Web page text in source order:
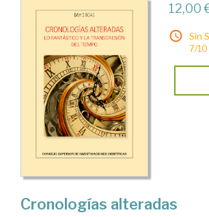
12,00
Sin
7/10
Cronologías alteradas